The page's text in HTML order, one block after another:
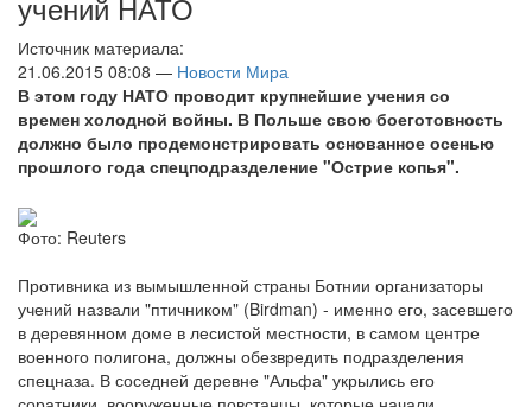
Источник материала:
21.06.2015 08:08 — Новости Мира
В этом году НАТО проводит крупнейшие учения со
времен холодной войны. В Польше свою боеготовность
должно было продемонстрировать основанное осенью
прошлого года спецподразделение "Острие копья".
Фото: Reuters
Противника из вымышленной страны Ботнии организаторы
учений назвали "птичником" (Birdman) - именно его, засевшего
в деревянном доме в лесистой местности, в самом центре
военного полигона, должны обезвредить подразделения
спецназа. В соседней деревне "Альфа" укрылись его